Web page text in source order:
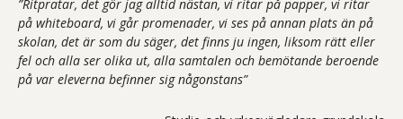
”Ritpratar, det gör jag alltid nästan, vi ritar på papper, vi ritar
på whiteboard, vi går promenader, vi ses på annan plats än på
skolan, det är som du säger, det finns ju ingen, liksom rätt eller
fel och alla ser olika ut, alla samtalen och bemötande beroende
på var eleverna befinner sig någonstans”